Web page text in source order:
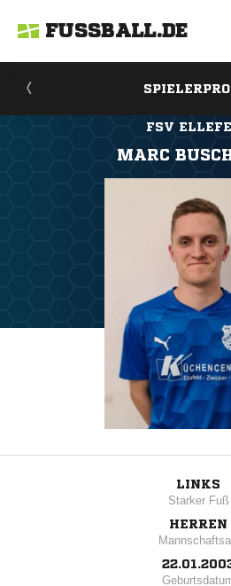
FUSSBALL.DE
FSV
MARC
LINKS
Starker Fuß
HERREN